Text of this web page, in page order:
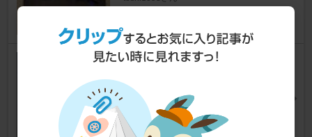
某オークション クリスタルシフ
ステップワゴン [RF1/2]
黒マジェ.shoさん